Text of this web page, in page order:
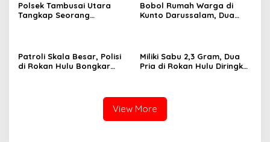
Polsek Tambusai Utara
Tangkap Seorang
Bobol Rumah Warga di
Kunto Darussalam, Dua
Patroli Skala Besar, Polisi
di Rokan Hulu Bongkar
Miliki Sabu 2,3 Gram, Dua
Pria di Rokan Hulu Diringkus
View More